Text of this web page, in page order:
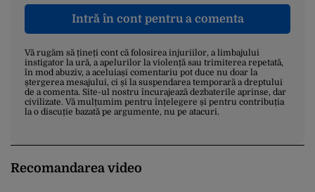
Intră în cont pentru a comenta
Vă rugăm să țineți cont că folosirea injuriilor, a limbajului
instigator la ură, a apelurilor la violență sau trimiterea repetată,
în mod abuziv, a aceluiași comentariu pot duce nu doar la
ștergerea mesajului, ci și la suspendarea temporară a dreptului
de a comenta. Site-ul nostru încurajează dezbaterile aprinse, dar
civilizate. Vă mulțumim pentru înțelegere și pentru contribuția
la o discuție bazată pe argumente, nu pe atacuri.
Recomandarea video